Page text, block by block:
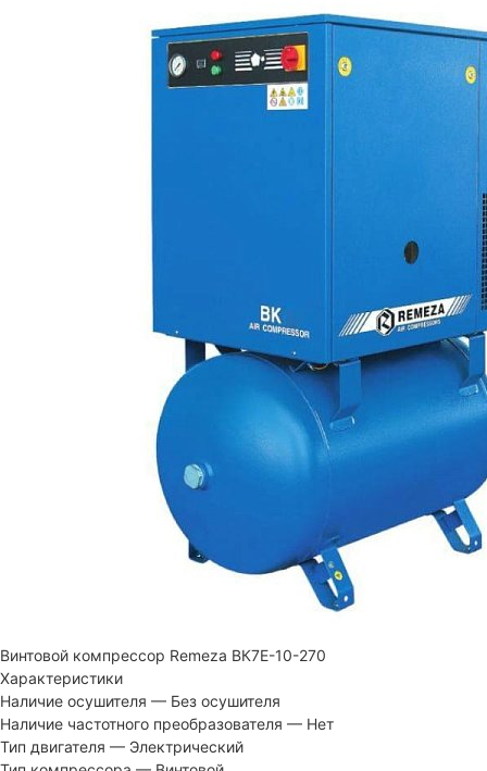
Винтовой компрессор Remeza ВК7Е-10-270
Характеристики
Наличие осушителя — Без осушителя
Наличие частотного преобразователя — Нет
Тип двигателя — Электрический